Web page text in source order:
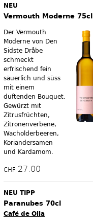
NEU
Vermouth Moderne 75cl
Der Vermouth
Moderne von Den
Sidste Dråbe
schmeckt
erfrischend fein
säuerlich und süss
mit einem
duftenden Bouquet.
Gewürzt mit
Zitrusfrüchten,
Zitronenverbene,
Wacholderbeeren,
Koriandersamen
und Kardamom.
CHF 27.00
NEU TIPP
Paranubes 70cl
Café de Olla